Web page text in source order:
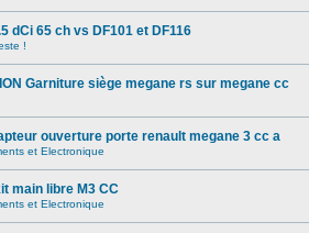
dCi 65 ch vs DF101 et DF116
!
Garniture siège megane rs sur megane cc
ouverture porte renault megane 3 cc a
et Electronique
main libre M3 CC
et Electronique